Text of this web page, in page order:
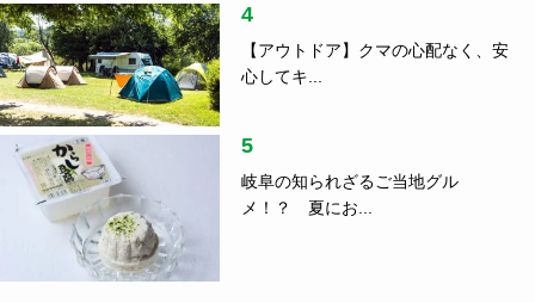
4
【アウトドア】クマの心配なく、安
心してキ...
5
岐阜の知られざるご当地グル
メ！？ 夏にお...